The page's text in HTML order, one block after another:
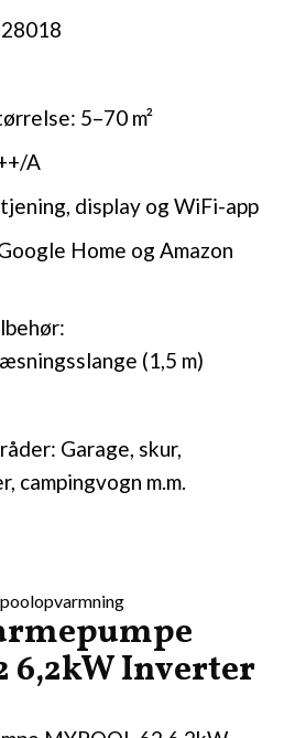
5–70 m²
A
display og WiFi-app
Home og Amazon
(1,5 m)
Garage, skur,
campingvogn m.m.
6,2kW Inverter